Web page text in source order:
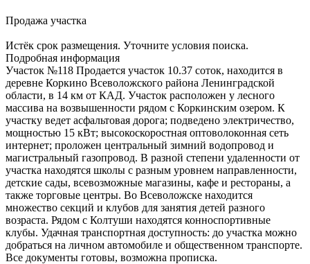
Продажа участка
Истёк срок размещения. Уточните условия поиска.
Подробная информация
Участок №118 Продается участок 10.37 соток, находится в
деревне Коркино Всеволожского района Ленинградской
области, в 14 км от КАД. Участок расположен у лесного
массива на возвышенности рядом с Коркинским озером. К
участку ведет асфальтовая дорога; подведено электричество,
мощностью 15 кВт; высокоскоростная оптоволоконная сеть
интернет; проложен центральный зимний водопровод и
магистральный газопровод. В разной степени удаленности от
участка находятся школы с разным уровнем направленности,
детские сады, всевозможные магазины, кафе и рестораны, а
также торговые центры. Во Всеволожске находится
множество секций и клубов для занятия детей разного
возраста. Рядом с Колтуши находятся конноспортивные
клубы. Удачная транспортная доступность: до участка можно
добраться на личном автомобиле и общественном транспорте.
Все документы готовы, возможна прописка.